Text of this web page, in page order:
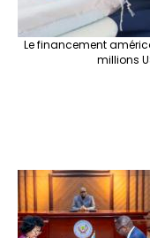
Le financement
millions